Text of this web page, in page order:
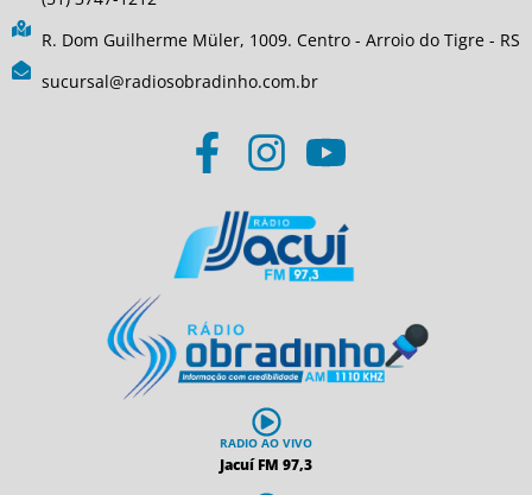
R. Dom Guilherme Müler, 1009. Centro - Arroio do Tigre - RS
sucursal@radiosobradinho.com.br
RADIO AO VIVO
Jacuí FM 97,3